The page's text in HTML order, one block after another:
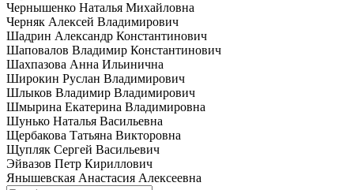
Чернышенко Наталья Михайловна
Черняк Алексей Владимирович
Шадрин Александр Константинович
Шаповалов Владимир Константинович
Шахпазова Анна Ильинична
Широкин Руслан Владимирович
Шлыков Владимир Владимирович
Шмырина Екатерина Владимировна
Шунько Наталья Васильевна
Щербакова Татьяна Викторовна
Щупляк Сергей Васильевич
Эйвазов Петр Кириллович
Янышевская Анастасия Алексеевна